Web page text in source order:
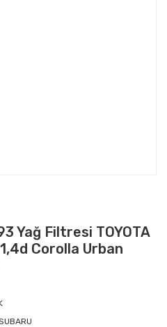
Yağ Filtresi TOYOTA
Corolla Urban